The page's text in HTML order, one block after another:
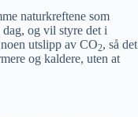
naturkreftene som
og vil styre det i
utslipp av CO2, så det
og kaldere, uten at